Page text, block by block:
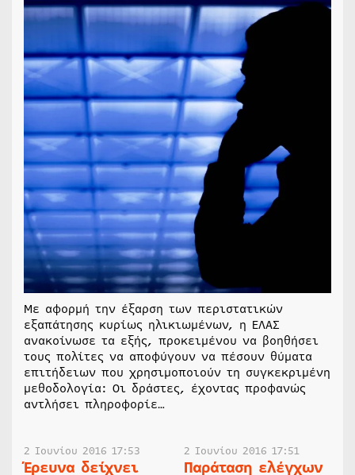
Με αφορμή την έξαρση των περιστατικών
εξαπάτησης κυρίως ηλικιωμένων, η ΕΛΑΣ
ανακοίνωσε τα εξής, προκειμένου να βοηθήσει
τους πολίτες να αποφύγουν να πέσουν θύματα
επιτήδειων που χρησιμοποιούν τη συγκεκριμένη
μεθοδολογία: Οι δράστες, έχοντας προφανώς
αντλήσει πληροφορίε…
2 Ιουνίου 2016 17:53
Έρευνα δείχνει
2 Ιουνίου 2016 17:51
Παράταση ελέγχων